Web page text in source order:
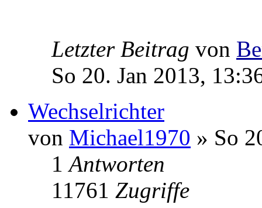
Letzter Beitrag von
So 20. Jan 2013,
Wechselrichter
von Michael1970 » So
1Antworten
11761 Zugriffe